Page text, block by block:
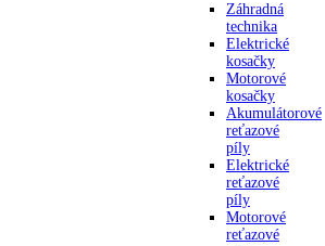
Záhradná
technika
Elektrické
kosačky
Motorové
kosačky
Akumulátorové
reťazové
píly
Elektrické
reťazové
píly
Motorové
reťazové